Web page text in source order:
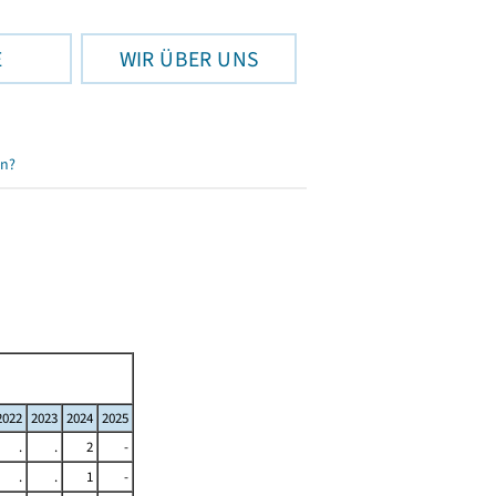
WIR ÜBER UNS
2023 2024 2025
. . 2
-
. . 1
-